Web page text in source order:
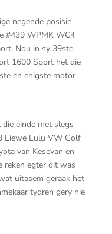
negende posisie
#439 WPMK WC4
Nou in sy 39ste
1600 Sport het die
en enigste motor
einde met slegs
Liewe Lulu VW Golf
van Kesevan en
reken egter dit was
uitasem geraak het
tydren gery nie